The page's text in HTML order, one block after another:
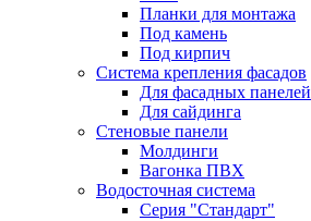
Планки для монтажа
Под камень
Под кирпич
Система крепления фасадов
Для фасадных панелей
Для сайдинга
Стеновые панели
Молдинги
Вагонка ПВХ
Водосточная система
Серия "Стандарт"